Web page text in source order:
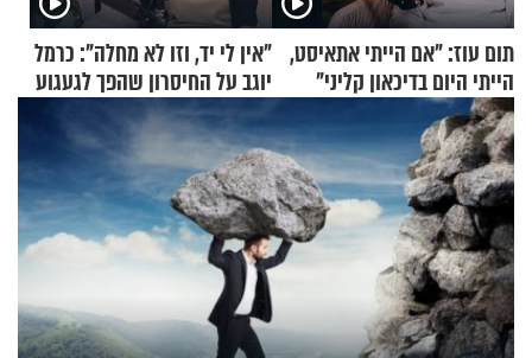
תום עוז: "אם הייתי אתאיסט,
הייתי היום בדיכאון קליני"
"אין לי יד, וזו לא מחלה": כרמל
יוגב על החיסרון שהפך לגעגוע